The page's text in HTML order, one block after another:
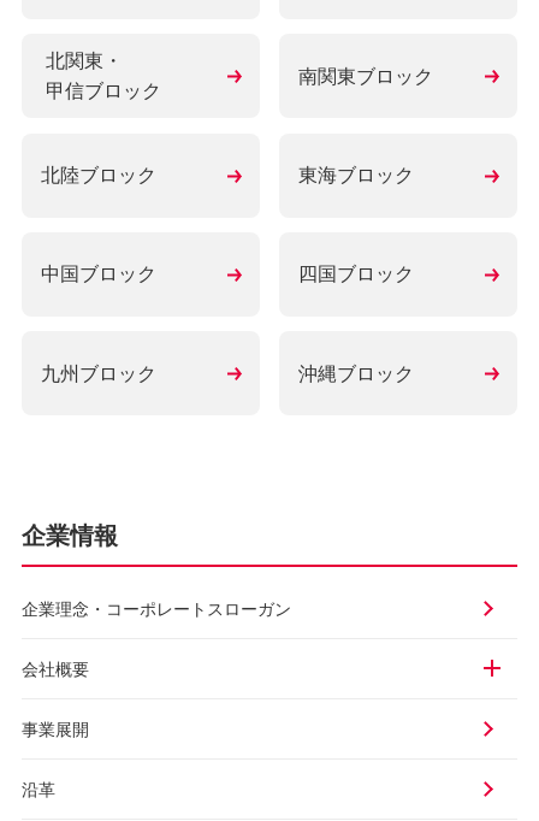
北関東・
甲信ブロック
南関東ブロック
北陸ブロック 東海ブロック
中国ブロック 四国ブロック
九州ブロック 沖縄ブロック
企業情報
企業理念・ コーポレートスローガン
会社概要
事業展開
沿革